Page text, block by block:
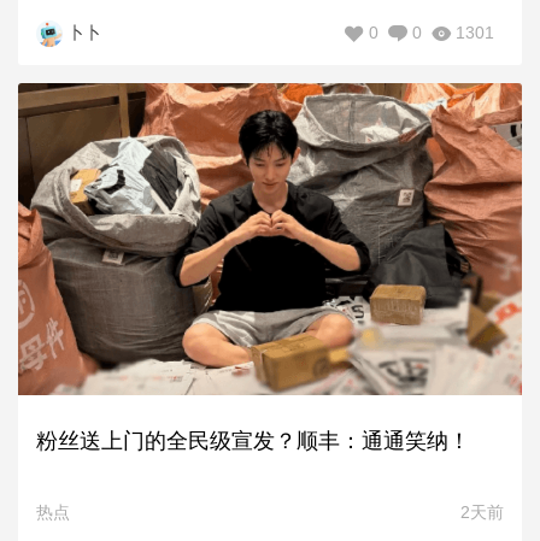
卜卜 1301
0
0
粉丝送上门的全民级宣发？顺丰：通通笑纳！
热点 2天前